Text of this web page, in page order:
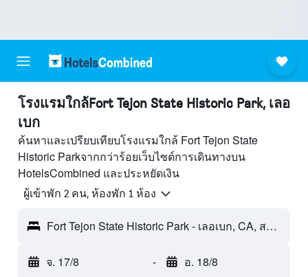
โรงแรมใกล้Fort Tejon State Historic Park, เลอ
เบก
ค้นหาและเปรียบเทียบโรงแรมใกล้ Fort Tejon State
Historic Parkจากกว่าร้อยเว็บไซต์การเดินทางบน
HotelsCombined และประหยัดเงิน
ผู้เข้าพัก 2 คน, ห้องพัก 1 ห้อง
Fort Tejon State Historic Park - เลอเบก, CA, สหรัฐอเมริกา
จ. 17/8 - อ. 18/8